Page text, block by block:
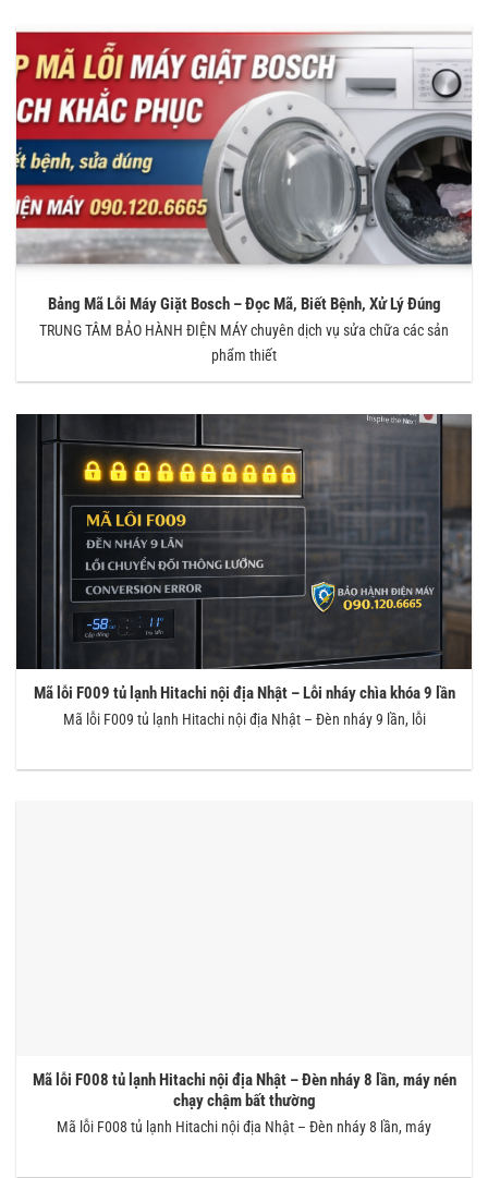
Bảng Mã Lỗi Máy Giặt Bosch – Đọc Mã, Biết Bệnh, Xử Lý Đúng
TRUNG TÂM BẢO HÀNH ĐIỆN MÁY chuyên dịch vụ sửa chữa các sản
phẩm thiết
Mã lỗi F009 tủ lạnh Hitachi nội địa Nhật – Lỗi nháy chìa khóa 9 lần
Mã lỗi F009 tủ lạnh Hitachi nội địa Nhật – Đèn nháy 9 lần, lỗi
Mã lỗi F008 tủ lạnh Hitachi nội địa Nhật – Đèn nháy 8 lần, máy nén
chạy chậm bất thường
Mã lỗi F008 tủ lạnh Hitachi nội địa Nhật – Đèn nháy 8 lần, máy